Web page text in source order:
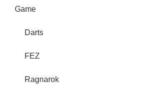
Game
Darts
FEZ
Ragnarok